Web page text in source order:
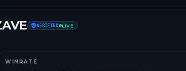
VERIFIED LIVE
WINRATE